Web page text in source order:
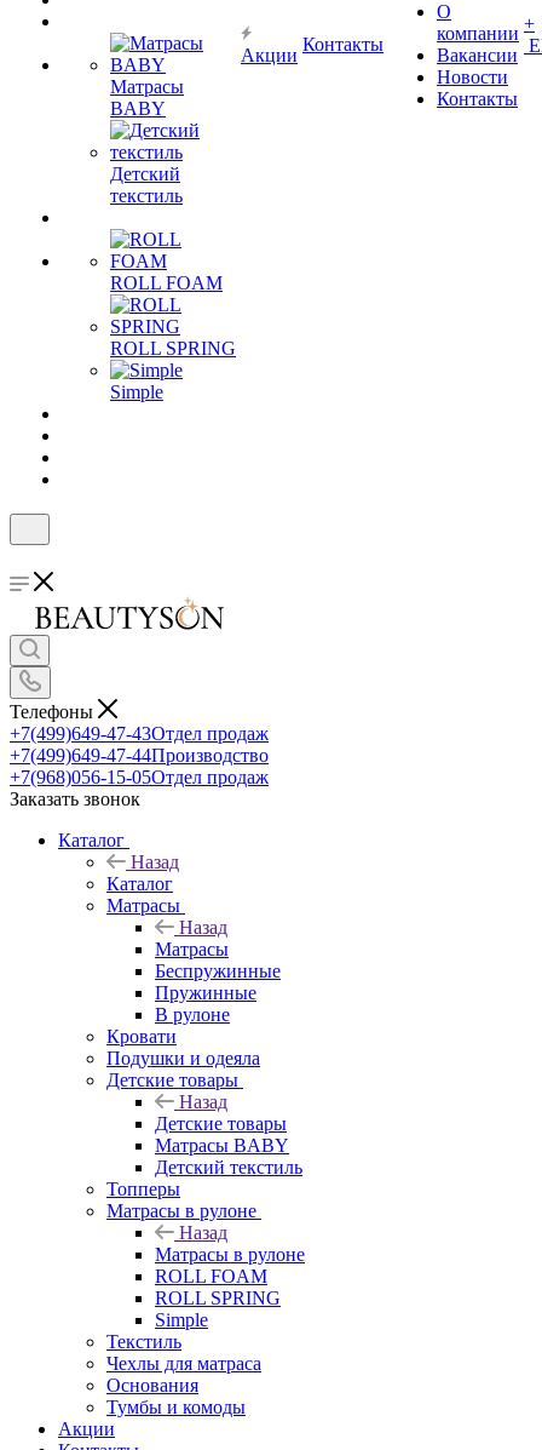
Матрасы
BABY
Детский
текстиль
ROLL FOAM
ROLL SPRING
Simple
Акции
Контакты
О
компании
Вакансии
Новости
Контакты
+
Телефоны
+7(499)649-47-43Отдел продаж
+7(499)649-47-44Производство
+7(968)056-15-05Отдел продаж
Заказать звонок
Каталог
Назад
Каталог
Матрасы
Назад
Матрасы
Беспружинные
Пружинные
В рулоне
Кровати
Подушки и одеяла
Детские товары
Назад
Детские товары
Матрасы BABY
Детский текстиль
Топперы
Матрасы в рулоне
Назад
Матрасы в рулоне
ROLL FOAM
ROLL SPRING
Simple
Текстиль
Чехлы для матраса
Основания
Тумбы и комоды
Акции